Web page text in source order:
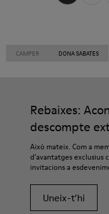
CAMPER DONA SABATES
Rebaixes:
descompte
Això mateix. Com a
d’avantatges exclusius
invitacions a
Uneix-t’hi